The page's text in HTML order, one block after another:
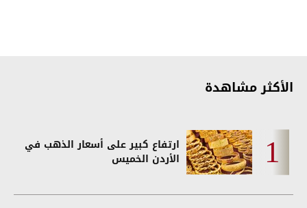
الأكثر مشاهدة
ارتفاع كبير على أسعار الذهب في
الأردن الخميس